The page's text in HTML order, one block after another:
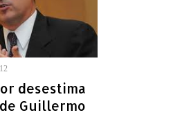
desestima
Guillermo